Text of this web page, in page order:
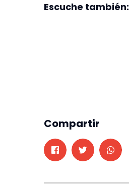
Escuche también:
Compartir